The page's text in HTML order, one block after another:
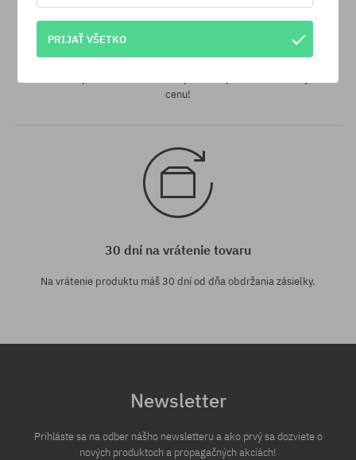
cenu!
30 dní na vrátenie tovaru
Na vrátenie produktu máš 30 dní od dňa obdržania zásielky.
Newsletter
Prihláste sa na odber nášho newsletteru a ako prvý sa dozviete o
nových produktoch a propagačných akciách!
PRIJAŤ VŠETKO